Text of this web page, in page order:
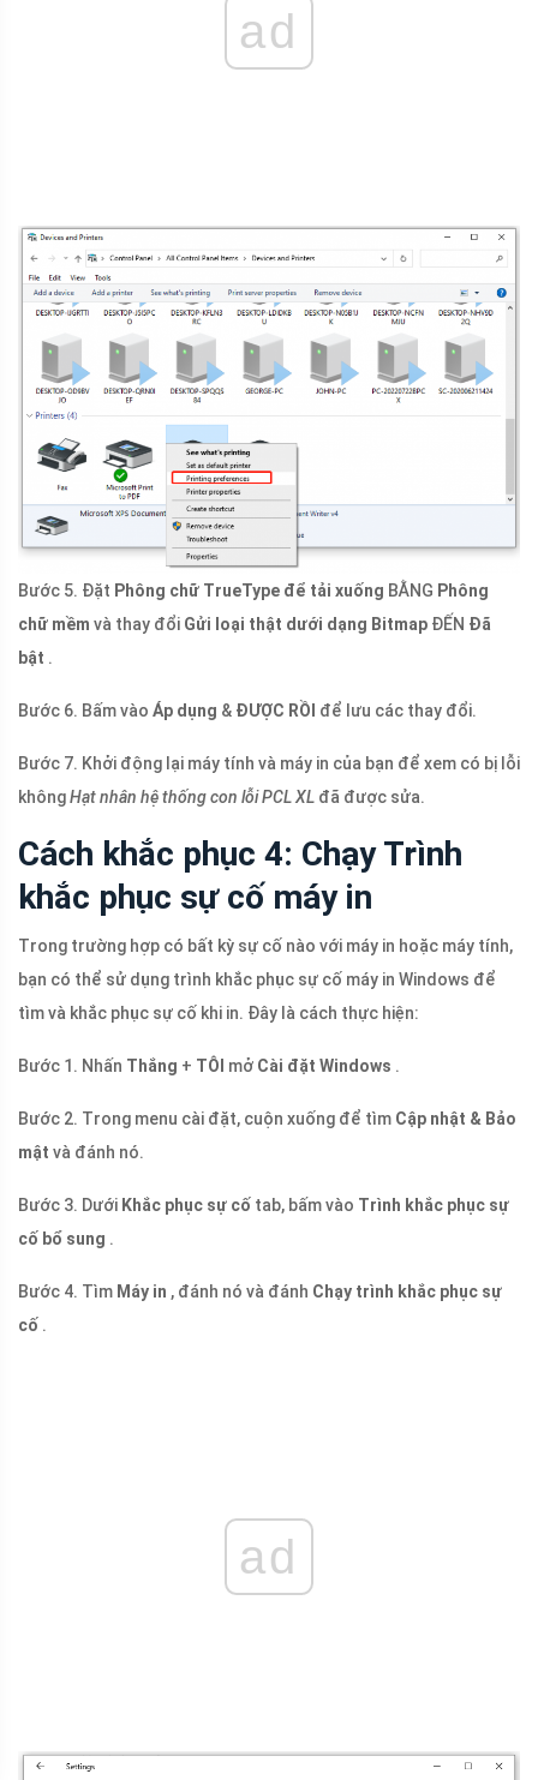
ad
Bước 5. Đặt Phông chữ TrueType để tải xuống BẰNG Phông
chữ mềm và thay đổi Gửi loại thật dưới dạng Bitmap ĐẾN Đã
bật .
Bước 6. Bấm vào Áp dụng & ĐƯỢC RỒI để lưu các thay đổi.
Bước 7. Khởi động lại máy tính và máy in của bạn để xem có bị lỗi
khôngHạt nhân hệ thống con lỗi PCL XL đã được sửa.
Cách khắc phục 4: Chạy Trình
khắc phục sự cố máy in
Trong trường hợp có bất kỳ sự cố nào với máy in hoặc máy tính,
bạn có thể sử dụng trình khắc phục sự cố máy in Windows để
tìm và khắc phục sự cố khi in. Đây là cách thực hiện:
Bước 1. Nhấn Thắng + TÔI mở Cài đặt Windows .
Bước 2. Trong menu cài đặt, cuộn xuống để tìm Cập nhật & Bảo
mật và đánh nó.
Bước 3. Dưới Khắc phục sự cố tab, bấm vào Trình khắc phục sự
cố bổ sung .
Bước 4. Tìm Máy in , đánh nó và đánh Chạy trình khắc phục sự
cố .
ad